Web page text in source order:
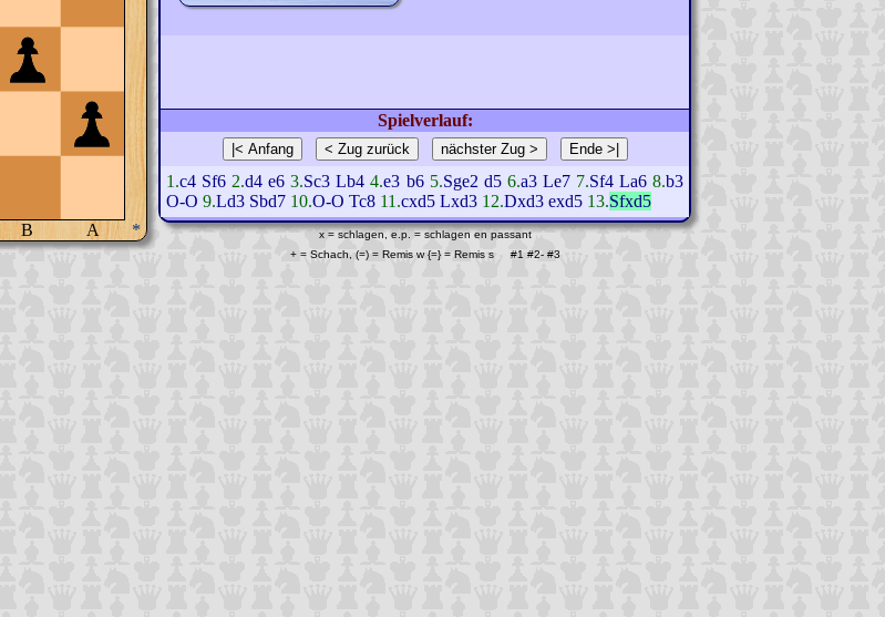
B A *
Spielverlauf:
1.c4 Sf6 2.d4 e6 3.Sc3 Lb4 4.e3 b6 5.Sge2 d5 6.a3 Le7 7.Sf4 La6 8.b3
O-O 9.Ld3 Sbd7 10.O-O Tc8 11.cxd5 Lxd3 12.Dxd3 exd5 13.Sfxd5
x = schlagen, e.p. = schlagen en passant
+ = Schach, (=) = Remis w {=} = Remis s #1 #2-#3